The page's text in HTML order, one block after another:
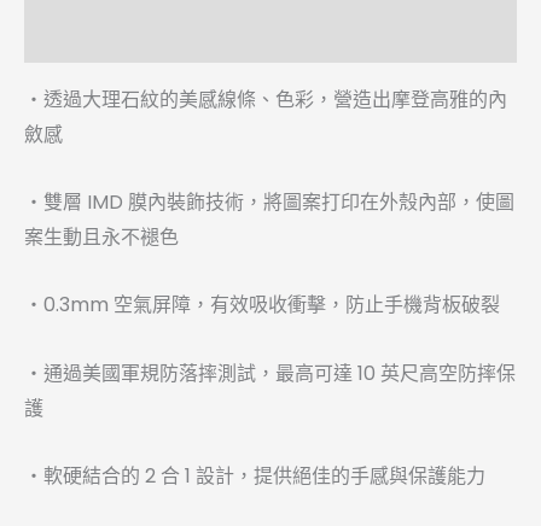
・透過大理石紋的美感線條、色彩，營造出摩登高雅的內
斂感
・雙層 IMD 膜內裝飾技術，將圖案打印在外殼內部，使圖
案生動且永不褪色
・0.3mm 空氣屏障，有效吸收衝擊，防止手機背板破裂
・通過美國軍規防落摔測試，最高可達 10 英尺高空防摔保
護
・軟硬結合的 2 合 1 設計，提供絕佳的手感與保護能力